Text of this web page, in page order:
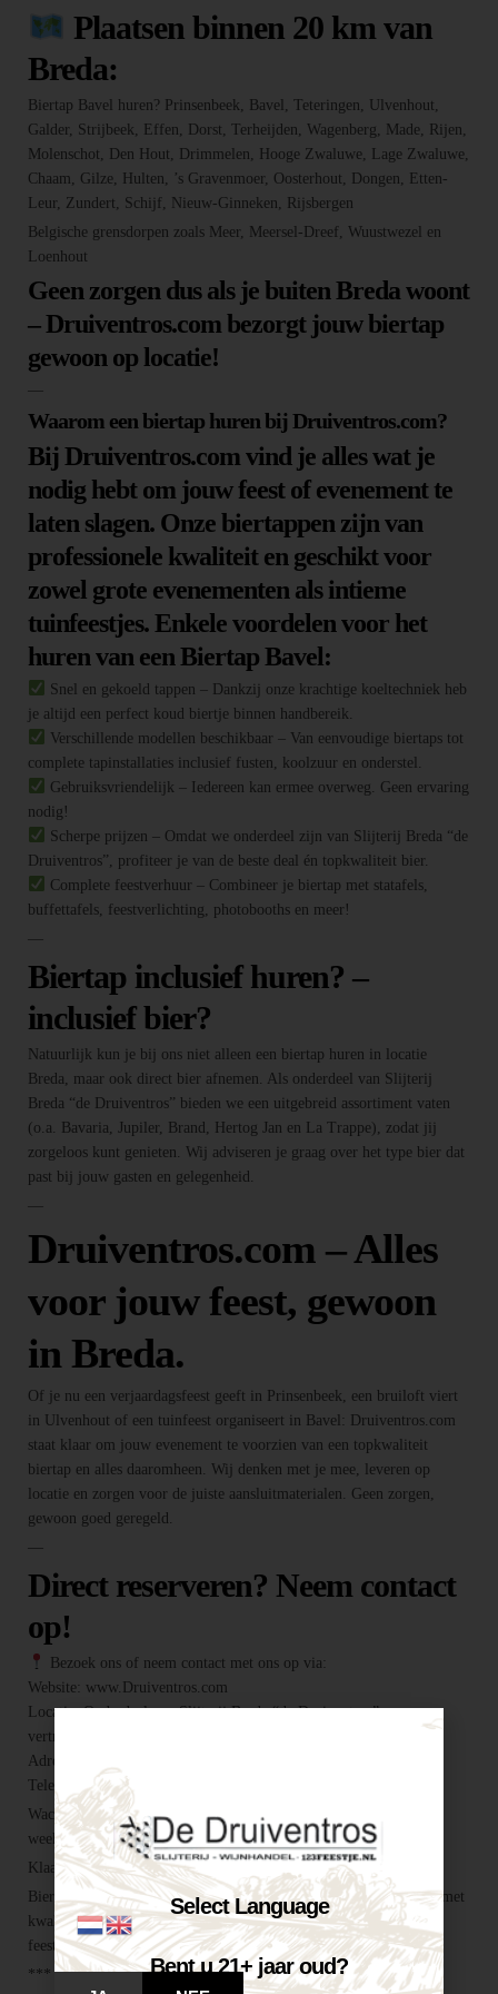
Plaatsen binnen 20 km van
Breda:
Biertap Bavel huren? Prinsenbeek, Bavel, Teteringen, Ulvenhout,
Galder, Strijbeek, Effen, Dorst, Terheijden, Wagenberg, Made, Rijen,
Molenschot, Den Hout, Drimmelen, Hooge Zwaluwe, Lage Zwaluwe,
Chaam, Gilze, Hulten, ’s Gravenmoer, Oosterhout, Dongen, Etten-
Leur, Zundert, Schijf, Nieuw-Ginneken, Rijsbergen
Belgische grensdorpen zoals Meer, Meersel-Dreef, Wuustwezel en
Loenhout
Geen zorgen dus als je buiten Breda woont
– Druiventros.com bezorgt jouw biertap
gewoon op locatie!
—
Waarom een biertap huren bij Druiventros.com?
Bij Druiventros.com vind je alles wat je
nodig hebt om jouw feest of evenement te
laten slagen. Onze biertappen zijn van
professionele kwaliteit en geschikt voor
zowel grote evenementen als intieme
tuinfeestjes. Enkele voordelen voor het
huren van een Biertap Bavel:
Snel en gekoeld tappen – Dankzij onze krachtige koeltechniek heb
je altijd een perfect koud biertje binnen handbereik.
Verschillende modellen beschikbaar – Van eenvoudige biertaps tot
complete tapinstallaties inclusief fusten, koolzuur en onderstel.
Gebruiksvriendelijk – Iedereen kan ermee overweg. Geen ervaring
nodig!
Scherpe prijzen – Omdat we onderdeel zijn van Slijterij Breda “de
Druiventros”, profiteer je van de beste deal én topkwaliteit bier.
Complete feestverhuur – Combineer je biertap met statafels,
buffettafels, feestverlichting, photobooths en meer!
—
Biertap inclusief huren? –
inclusief bier?
Natuurlijk kun je bij ons niet alleen een biertap huren in locatie
Breda, maar ook direct bier afnemen. Als onderdeel van Slijterij
Breda “de Druiventros” bieden we een uitgebreid assortiment vaten
(o.a. Bavaria, Jupiler, Brand, Hertog Jan en La Trappe), zodat jij
zorgeloos kunt genieten. Wij adviseren je graag over het type bier dat
past bij jouw gasten en gelegenheid.
—
Druiventros.com – Alles
voor jouw feest, gewoon
in Breda.
Of je nu een verjaardagsfeest geeft in Prinsenbeek, een bruiloft viert
in Ulvenhout of een tuinfeest organiseert in Bavel: Druiventros.com
staat klaar om jouw evenement te voorzien van een topkwaliteit
biertap en alles daaromheen. Wij denken met je mee, leveren op
locatie en zorgen voor de juiste aansluitmaterialen. Geen zorgen,
gewoon goed geregeld.
—
Direct reserveren? Neem contact
op!
Bezoek ons of neem contact met ons op via:
Website: www.Druiventros.com
Locatie: Onderdeel van Slijterij Breda “de Druiventros”, een
vertrouwd adres voor alles wat je feest compleet maakt.
Adres: Hoogeind 6, 4817 EM Breda
Telefoon / E-mail: 076 521 0026 / info@druiventros.com
Wacht niet te lang, want biertaps zijn vaak snel verhuurd in de
weekenden en zomermaanden! —
Klaar voor een geslaagd feest?
Biertap huren locatie Breda – snel geregeld via Druiventros.com, met
kwaliteit en service van Slijterij Breda “de Druiventros”. Laat het
feest maar komen!
***
Select Language
Bent u 21+ jaar oud?